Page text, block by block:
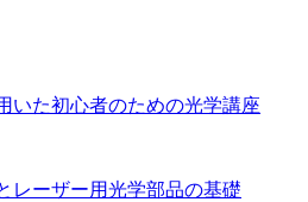
いた初心者のための光学講座
レーザー用光学部品の基礎